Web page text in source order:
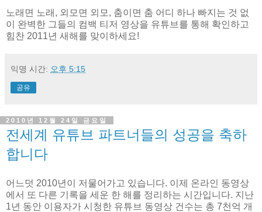
노래면 노래, 외모면 외모, 춤이면 춤 어디 하나 빠지는 것 없
이 완벽한 그들의 컴백 티저 영상을 유튜브를 통해 확인하고
힘찬 2011년 새해를 맞이하세요!
익명 시간: 오후 5:15
공유
2010년 12월 24일 금요일
전세계 유튜브 파트너들의 성공을 축하
합니다
어느덧 2010년이 저물어가고 있습니다. 이제 온라인 동영상
에서 또 다른 기록을 세운 한 해를 정리하는 시간입니다. 지난
1년 동안 이용자가 시청한 유튜브 동영상 건수는 총 7천억 개